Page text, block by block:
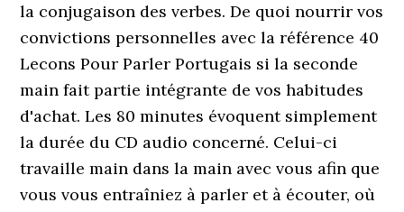
la conjugaison des verbes. De quoi nourrir vos
convictions personnelles avec la référence 40
Lecons Pour Parler Portugais si la seconde
main fait partie intégrante de vos habitudes
d'achat. Les 80 minutes évoquent simplement
la durée du CD audio concerné. Celui-ci
travaille main dans la main avec vous afin que
vous vous entraîniez à parler et à écouter, où